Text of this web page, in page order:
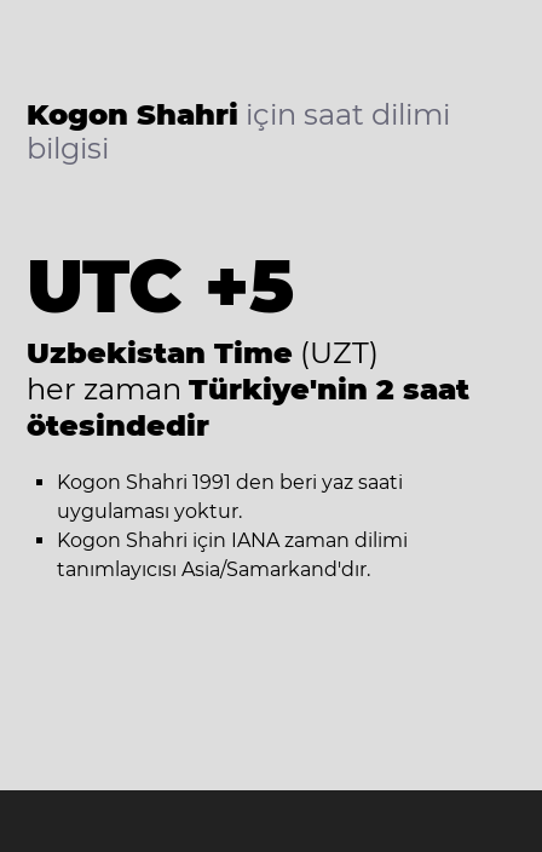
Kogon Shahri için saat dilimi
bilgisi
UTC +5
Uzbekistan Time (UZT)
her zaman Türkiye'nin 2 saat
ötesindedir
Kogon Shahri 1991 den beri yaz saati
uygulaması yoktur.
Kogon Shahri için IANA zaman dilimi
tanımlayıcısı Asia/Samarkand'dır.